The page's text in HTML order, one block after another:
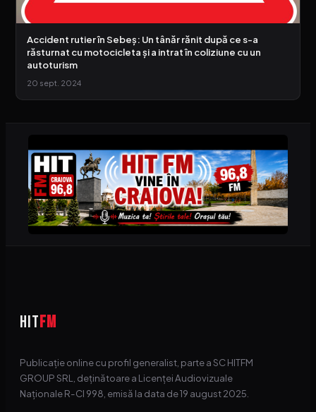
Accident rutier în Sebeș: Un tânăr rănit după ce s-a
răsturnat cu motocicleta și a intrat în coliziune cu un
autoturism
20 sept. 2024
HITFM
Publicație online cu profil generalist, parte a SC HITFM
GROUP SRL, deținătoare a Licenței Audiovizuale
Naționale R-CI 998, emisă la data de 19 august 2025.